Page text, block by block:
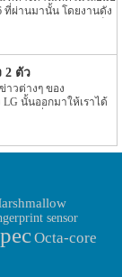
ที่ผ่านมานั้น โดยงานดัง
ย โดยทาง LG เองก็ได้
มาเช่นกัน โดยข่าวก่อน
– Mobiles, LG ของ
พร้อมเข้าประเทศ
นั้นเอง จากนั้นไม่นานก็
ระเทศอังกฤษ โดยราย
ร้อมสั่งซื้อได้แล้วที่
ซื้อผ่านทางอินเตอร์เน็ต
รื่องที่สั่งซื้อนั้นจะมี
บาทไทย โดยราคาดัง
2 ตัว
าวต่างๆ ของ
LG นั้นออกมาให้เราได้
กข่าวเกี่ยวกับความ
ะเอียดประมาณเท่าไหร่
ก็มีข่าวต่างๆ ของ Spec
ราบกัน แต่เมื่อไม่นานนี้
2 ตัว โดยข่าวนี้ถือว่า
นี้จะมาพร้อมกับกล้อง
มาจาก case ตัวเครื่อง
ปเราจะเห็นว่าทางด้าน
นหลังของตัวเครื่องจะมี
ที่แสดงนี้นั้นไม่ได้
sensor
Octa-core